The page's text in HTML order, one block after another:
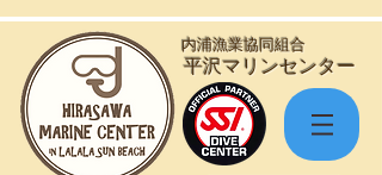
​平沢マリンセンター
​内浦漁業協同組合